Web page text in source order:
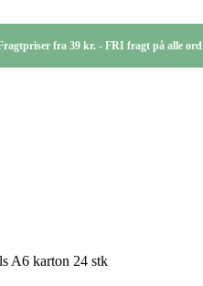
fra 39 kr. - FRI fragt på alle
A6 karton 24 stk